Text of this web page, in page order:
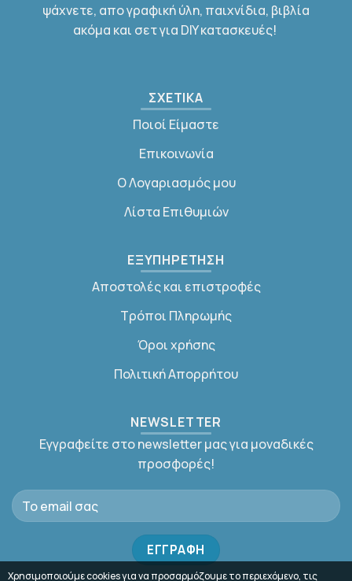
ψάχνετε, απο γραφική ύλη, παιχνίδια, βιβλία
ακόμα και σετ για DIY κατασκευές!
ΣΧΕΤΙΚΑ
Ποιοί Είμαστε
Επικοινωνία
Ο Λογαριασμός μου
Λίστα Επιθυμιών
ΕΞΥΠΗΡΕΤΗΣΗ
Αποστολές και επιστροφές
Τρόποι Πληρωμής
Όροι χρήσης
Πολιτική Απορρήτου
NEWSLETTER
Εγγραφείτε στο newsletter μας για μοναδικές
προσφορές!
Χρησιμοποιούμε cookies για να προσαρμόζουμε το περιεχόμενο, τις